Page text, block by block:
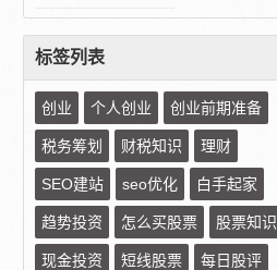
标签列表
创业 个人创业 创业前期准备
税务筹划 财税知识 理财
SEO建站 seo优化 白手起家
趋势投资 怎么买股票 股票知识
现金投资 短线股票 每日股评